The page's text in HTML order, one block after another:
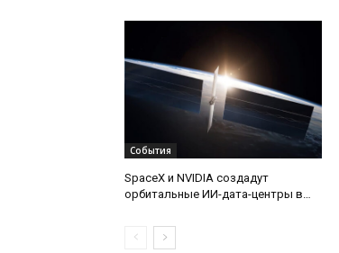
События
SpaceX и NVIDIA создадут
орбитальные ИИ-дата-центры в